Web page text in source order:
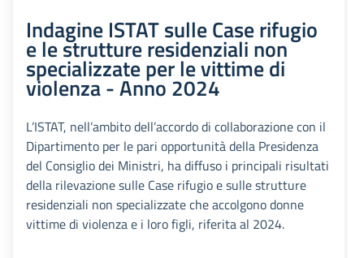
Indagine ISTAT sulle Case rifugio
e le strutture residenziali non
specializzate per le vittime di
violenza - Anno 2024
L’ISTAT, nell’ambito dell’accordo di collaborazione con il
Dipartimento per le pari opportunità della Presidenza
del Consiglio dei Ministri, ha diffuso i principali risultati
della rilevazione sulle Case rifugio e sulle strutture
residenziali non specializzate che accolgono donne
vittime di violenza e i loro figli, riferita al 2024.